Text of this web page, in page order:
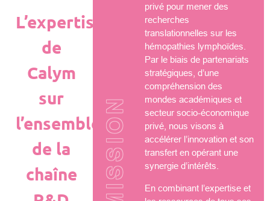
L’expertise
de
Calym
sur
l’ensemble
de la
chaîne
privé pour mener des
recherches
translationnelles sur les
hémopathies lymphoïdes.
Par le biais de partenariats
stratégiques, d’une
compréhension des
mondes académiques et
secteur socio-économique
privé, nous visons à
accélérer l’innovation et son
transfert en opérant une
synergie d’intérêts.
En combinant l’expertise et